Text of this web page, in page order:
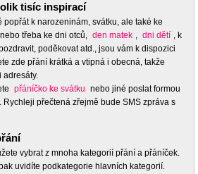
tisíc inspirací
k narozeninám, svátku, ale také ke
třeba ke dni otců, den matek , dni dětí , k
poděkovat atd., jsou vám k dispozici
zde přání krátká a vtipná i obecná, takže
adresáty.
přáníčko ke svátku nebo jiné poslat formou
přečtená zřejmě bude SMS zpráva s
vybrat z mnoha kategorií přání a přáníček.
uvidíte podkategorie hlavních kategorií.